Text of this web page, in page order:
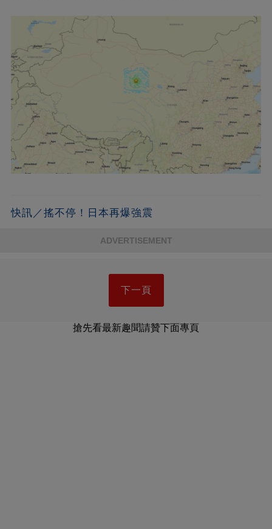
快訊／搖不停！日本再爆強震
ADVERTISEMENT
下一頁
搶先看最新趣聞請贊下面專頁